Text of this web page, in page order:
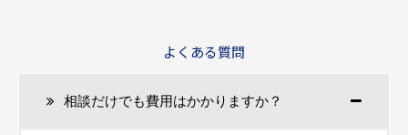
よくある質問
相談だけでも費用はかかりますか？